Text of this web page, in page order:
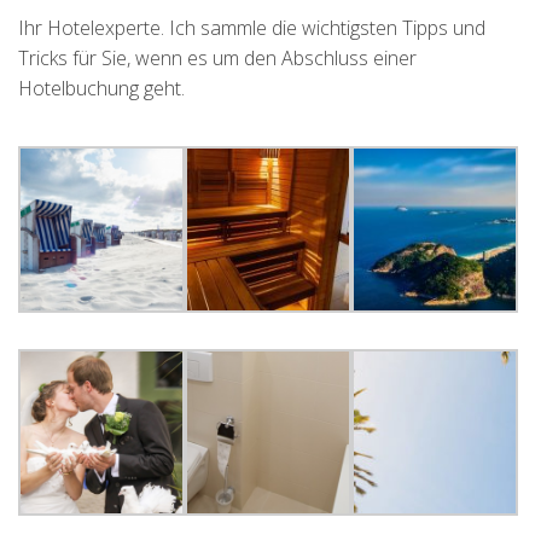
Ihr Hotelexperte. Ich sammle die wichtigsten Tipps und
Tricks für Sie, wenn es um den Abschluss einer
Hotelbuchung geht.